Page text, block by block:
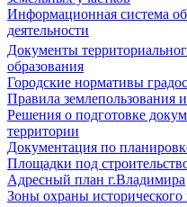
Информационная система
деятельности
Документы
образования
Городские нормативы
Правила землепользования
Решения о подготовке
территории
Документация по
Площадки под
Адресный план г.Владимира
Зоны охраны исторического